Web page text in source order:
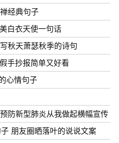
任何解释的形同陌路。
旧情复燃的结果就是重蹈覆
感情。就算真的回去了，你会
心里总有一道疤。
子，还因为，和你在一起时，
首。我知道你会来，所以我在
经典句子
白衣天使一句话
秋天萧瑟秋季的诗句
手抄报简单又好看
心情句子
防新型肺炎从我做起横幅宣传
朋友圈晒落叶的说说文案